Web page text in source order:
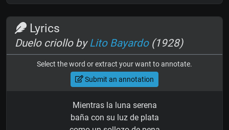
Lyrics
Duelo criollo byLito Bayardo(1928)
Select the word or extract your want to annotate.
Submit an annotation
Mientras la luna serena
baña con su luz de plata